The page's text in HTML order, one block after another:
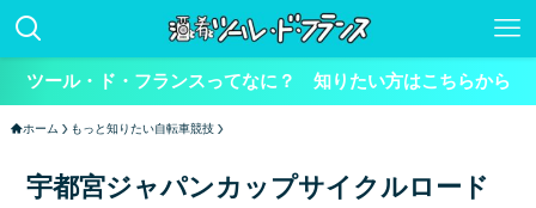
ツール・ド・フランスってなに？ 知りたい方はこちらから
ホーム もっと知りたい自転車競技
宇都宮ジャパンカップサイクルロード